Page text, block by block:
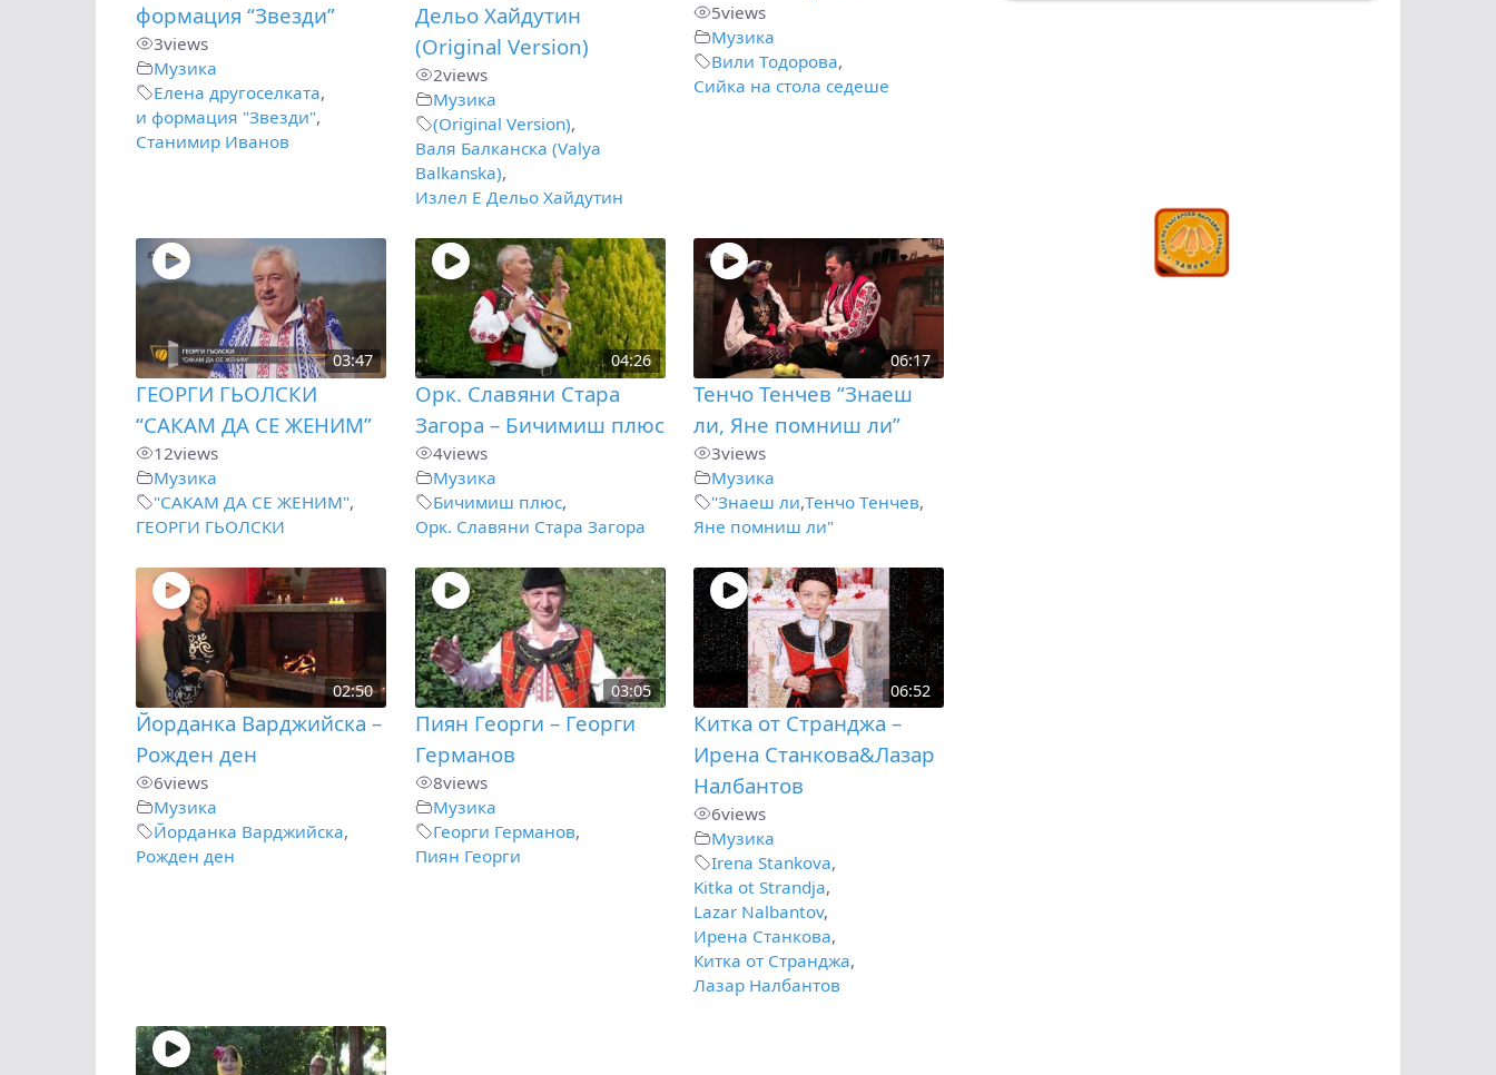
формация “Звезди”
3views
Музика
Елена другоселката,
и формация "Звезди",
Станимир Иванов
Дельо Хайдутин
(Original Version)
2views
Музика
(Original Version),
Валя Балканска (Valya
Balkanska),
Излел Е Дельо Хайдутин
5views
Музика
Вили Тодорова,
Сийка на стола седеше
03:47
ГЕОРГИ ГЬОЛСКИ
“САКАМ ДА СЕ ЖЕНИМ”
12views
Музика
"САКАМ ДА СЕ ЖЕНИМ",
ГЕОРГИ ГЬОЛСКИ
04:26
Орк. Славяни Стара
Загора – Бичимиш плюс
4views
Музика
Бичимиш плюс,
Орк. Славяни Стара Загора
06:17
Тенчо Тенчев “Знаеш
ли, Яне помниш ли”
3views
Музика
"Знаеш ли,Тенчо Тенчев,
Яне помниш ли"
02:50
Йорданка Варджийска –
Рожден ден
6views
Музика
Йорданка Варджийска,
Рожден ден
03:05
Пиян Георги – Георги
Германов
8views
Музика
Георги Германов,
Пиян Георги
06:52
Китка от Странджа –
Ирена Станкова&Лазар
Налбантов
6views
Музика
Irena Stankova,
Kitka ot Strandja,
Lazar Nalbantov,
Ирена Станкова,
Китка от Странджа,
Лазар Налбантов